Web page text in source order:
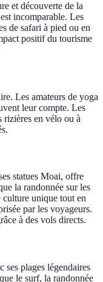
et découverte de la
incomparable. Les
de safari à pied ou en
positif du tourisme
Les amateurs de yoga
leur compte. Les
rizières en vélo ou à
statues Moai, offre
la randonnée sur les
unique tout en
par les voyageurs.
à des vols directs.
ses plages légendaires
le surf, la randonnée